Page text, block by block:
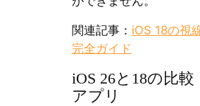
関連記事： iOS 18の視
完全ガイド
iOS 26と18の比較
アプリ